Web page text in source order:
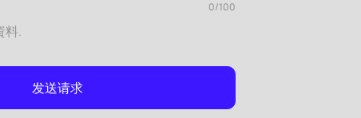
0/100
料.
发送请求